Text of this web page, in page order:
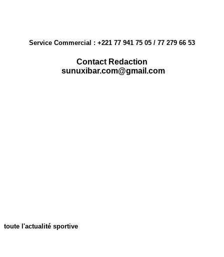
Service Commercial : +221 77 941 75 05 / 77 279 66 53
Contact Redaction
sunuxibar.com@gmail.com
toute l'actualité sportive